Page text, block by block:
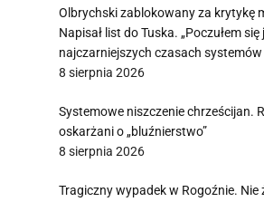
Olbrychski zablokowany za krytykę
Napisał list do Tuska. „Poczułem się
najczarniejszych czasach
8 sierpnia 2026
Systemowe niszczenie chrześcijan.
oskarżani o „bluźnierstwo”
8 sierpnia 2026
Tragiczny wypadek w Rogoźnie. Nie